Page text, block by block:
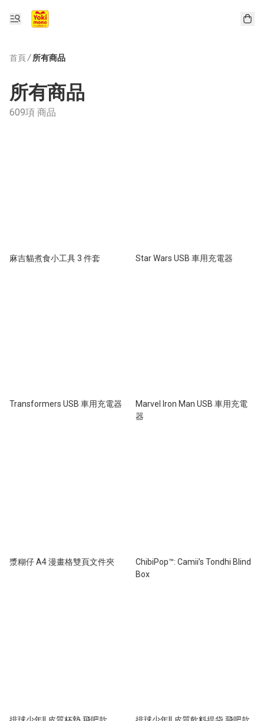
首頁/ 所有商品
所有商品
609項 商品
麻吉貓煮食小工具 3 件套 Star Wars USB 車用充電器
Transformers USB 車用充電器
Marvel Iron Man USB 車用充電
器
漿糊仔 A4 漫畫格雙頁文件夾
ChibiPop™: Camii’s Tondhi Blind
Box